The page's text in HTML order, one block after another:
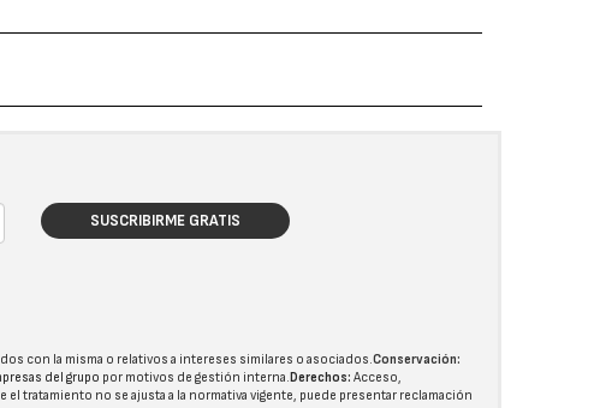
SUSCRIBIRME GRATIS
con la misma o relativos a intereses similares o asociados.Conservación:
del grupo por motivos de gestión interna.Derechos: Acceso,
el tratamiento no se ajusta a la normativa vigente, puede presentar reclamación